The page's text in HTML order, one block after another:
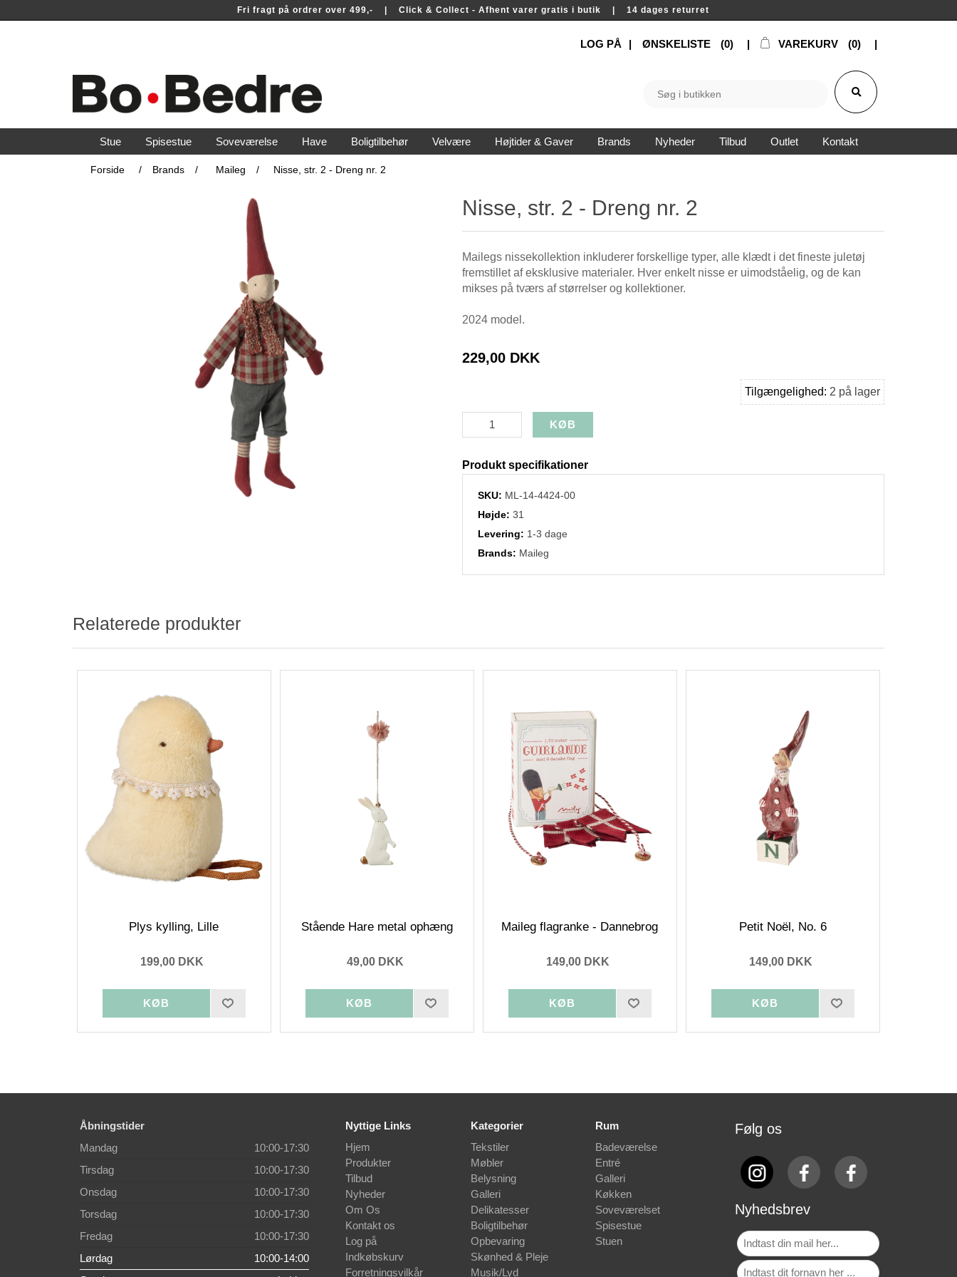
Fri fragt på ordrer over 499,- | Click & Collect - Afhent varer gratis i butik | 14 dages returret
LOG PÅ ØNSKELISTE (0) VAREKURV (0)
Stue Spisestue Soveværelse Have Boligtilbehør Velvære Højtider & Gaver Brands Nyheder Tilbud Outlet Kontakt
Forside / Brands / Maileg / Nisse, str. 2 - Dreng nr. 2
Nisse, str. 2 - Dreng nr. 2
Mailegs nissekollektion inkluderer forskellige typer, alle klædt i det fineste juletøj
fremstillet af eksklusive materialer. Hver enkelt nisse er uimodståelig, og de kan
mikses på tværs af størrelser og kollektioner.
2024 model.
229,00 DKK
Tilgængelighed: 2 på lager
Produkt specifikationer
SKU: ML-14-4424-00
Højde:31
Levering: 1-3 dage
Brands: Maileg
Relaterede produkter
Plys kylling, Lille
199,00 DKK
Stående Hare metal ophæng
49,00 DKK
Maileg flagranke - Dannebrog
149,00 DKK
Petit Noël, No. 6
149,00 DKK
Åbningstider
Mandag
10:00-17:30
Tirsdag
10:00-17:30
Onsdag
10:00-17:30
Torsdag
10:00-17:30
Fredag
10:00-17:30
Lørdag
10:00-14:00
Nyttige Links
Hjem
Produkter
Tilbud
Nyheder
Om Os
Kontakt os
Log på
Indkøbskurv
Forretningsvilkår
Kategorier
Tekstiler
Møbler
Belysning
Galleri
Delikatesser
Boligtilbehør
Opbevaring
Skønhed & Pleje
Musik/Lyd
Rum
Badeværelse
Entré
Galleri
Køkken
Soveværelset
Spisestue
Stuen
Følg os
Nyhedsbrev